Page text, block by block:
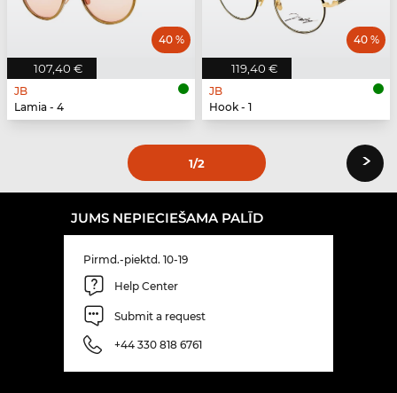
107,40 €
40 %
JB
Lamia - 4
119,40 €
40 %
JB
Hook - 1
1/2 ›
JUMS NEPIECIEŠAMA PALĪD
Pirmd.-piektd. 10-19
Help Center
Submit a request
+44 330 818 6761